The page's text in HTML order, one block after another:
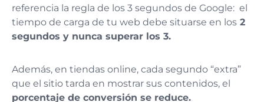
referencia la regla de los 3 segundos de Google: el
tiempo de carga de tu web debe situarse en los 2
segundos y nunca superar los 3.
Además, en tiendas online, cada segundo “extra”
que el sitio tarda en mostrar sus contenidos, el
porcentaje de conversión se reduce.